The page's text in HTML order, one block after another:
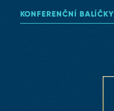
KONFERENČNÍ BALÍČKY